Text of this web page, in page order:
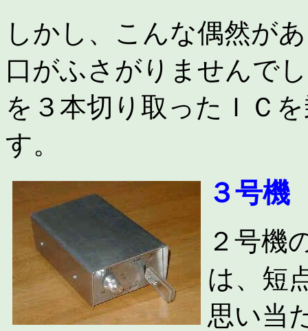
しかし、こんな偶然が
口がふさがりませんで
を３本切り取ったＩＣ
す。
３号機
２号機
は、短
思い当